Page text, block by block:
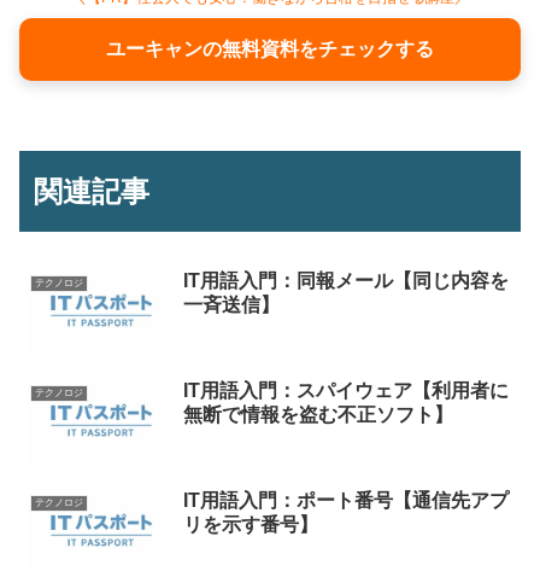
ユーキャンの無料資料をチェックする
関連記事
テクノロジ
IT用語入門：同報メール【同じ内容を
一斉送信】
テクノロジ
IT用語入門：スパイウェア【利用者に
無断で情報を盗む不正ソフト】
テクノロジ
IT用語入門：ポート番号【通信先アプ
リを示す番号】